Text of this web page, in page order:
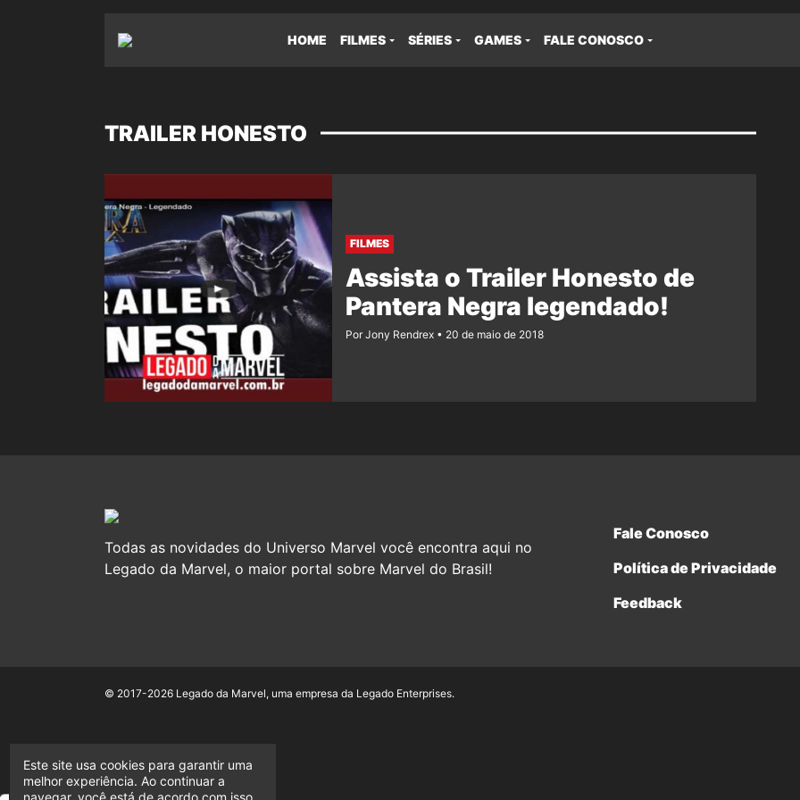
HOME FILMES SÉRIES GAMES FALE CONOSCO
TRAILER HONESTO
FILMES
Assista o Trailer Honesto de
Pantera Negra legendado!
Por Jony Rendrex 20 de maio de 2018
Todas as novidades do Universo Marvel você encontra aqui no
Legado da Marvel, o maior portal sobre Marvel do Brasil!
Fale Conosco
Política de Privacidade
Feedback
© 2017-2026 Legado da Marvel, uma empresa da Legado Enterprises.
Este site usa cookies para garantir uma
melhor experiência. Ao continuar a
navegar, você está de acordo com isso.